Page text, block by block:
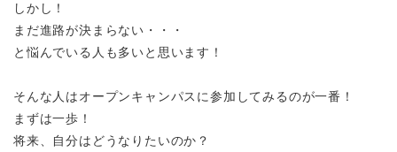
しかし！
まだ進路が決まらない・・・
と悩んでいる人も多いと思います！
そんな人はオープンキャンパスに参加してみるのが一番！
まずは一歩！
将来、自分はどうなりたいのか？